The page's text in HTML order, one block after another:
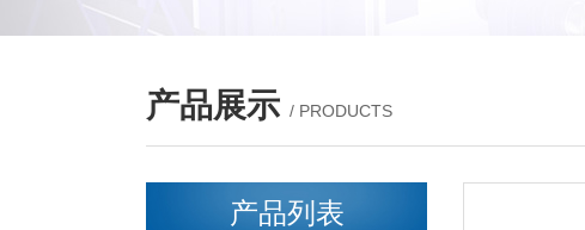
产品展示 / PRODUCTS
产品列表